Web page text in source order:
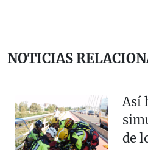
NOTICIAS
Así
de